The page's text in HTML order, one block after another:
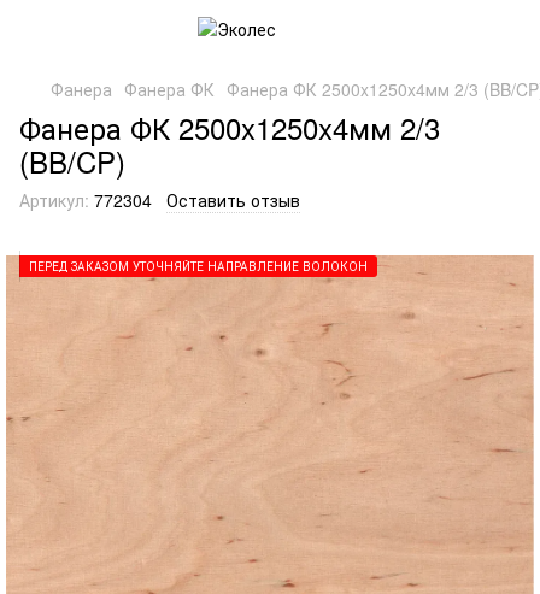
Фанера Фанера ФК Фанера ФК 2500x1250x4мм 2/3 (BB/
Фанера ФК 2500x1250x4мм 2/3
(BB/CP)
Артикул: 772304 Оставить отзыв
ПЕРЕД ЗАКАЗОМ УТОЧНЯЙТЕ НАПРАВЛЕНИЕ ВОЛОКОН